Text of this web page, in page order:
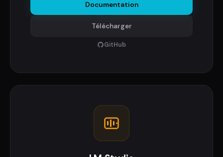
Documentation
Télécharger
GitHub